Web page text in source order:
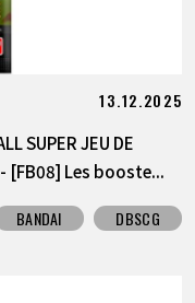
13.12.2025
SUPER JEU DE
[FB08] Les booste...
BANDAI DBSCG